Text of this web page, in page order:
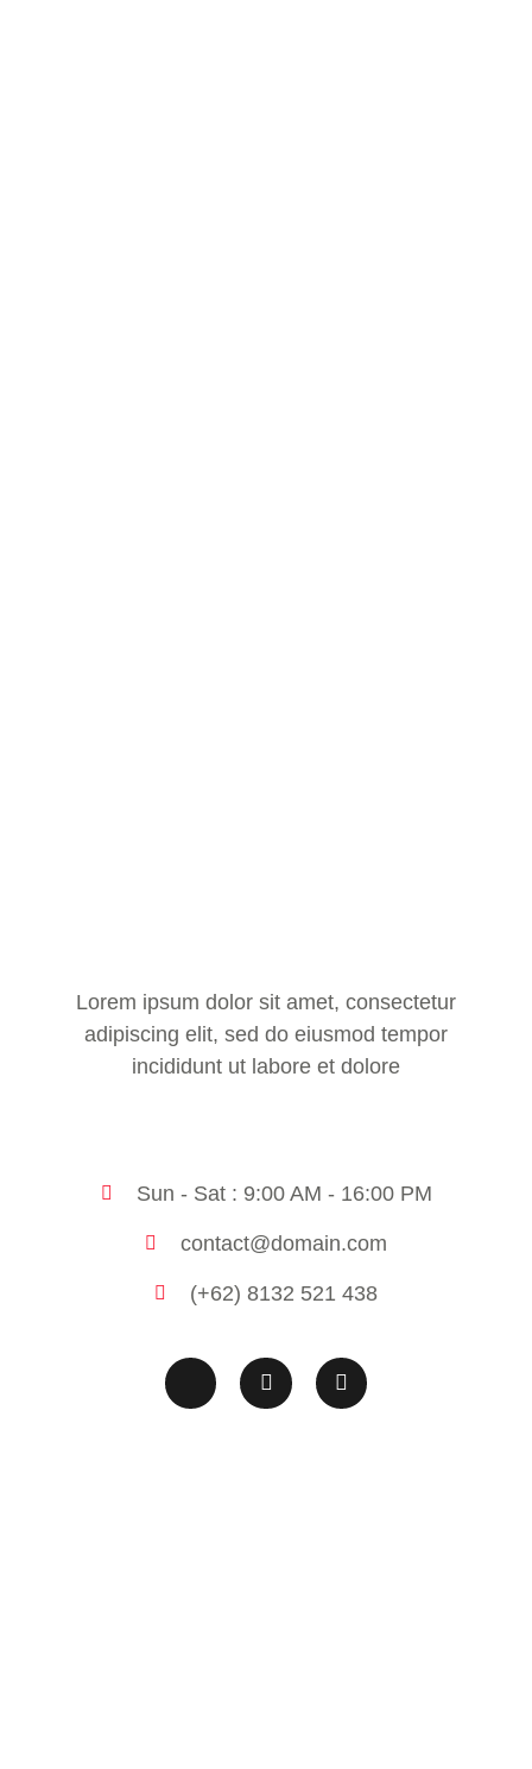
Lorem ipsum dolor sit amet, consectetur
adipiscing elit, sed do eiusmod tempor
incididunt ut labore et dolore
Sun - Sat : 9:00 AM - 16:00 PM
contact@domain.com
(+62) 8132 521 438